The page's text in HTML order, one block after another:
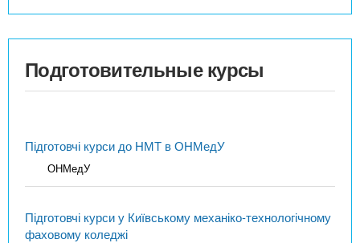
Подготовительные курсы
Підготовчі курси до НМТ в ОНМедУ
ОНМедУ
Підготовчі курси у Київському механіко-технологічному
фаховому коледжі